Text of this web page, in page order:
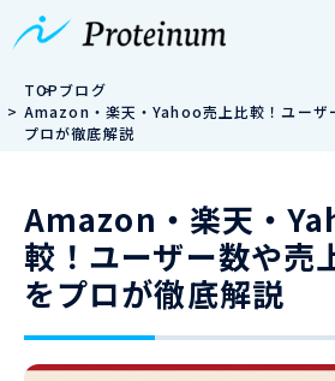
TOPブログ
Amazon・楽天・Yahoo売上比較！ユーザ
プロが徹底解説
Amazon・楽天・
較！ユーザー数や売
をプロが徹底解説